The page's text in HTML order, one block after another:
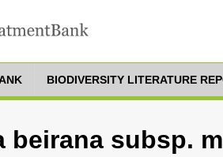
BIODIVERSITY LITERATURE
beirana subsp.